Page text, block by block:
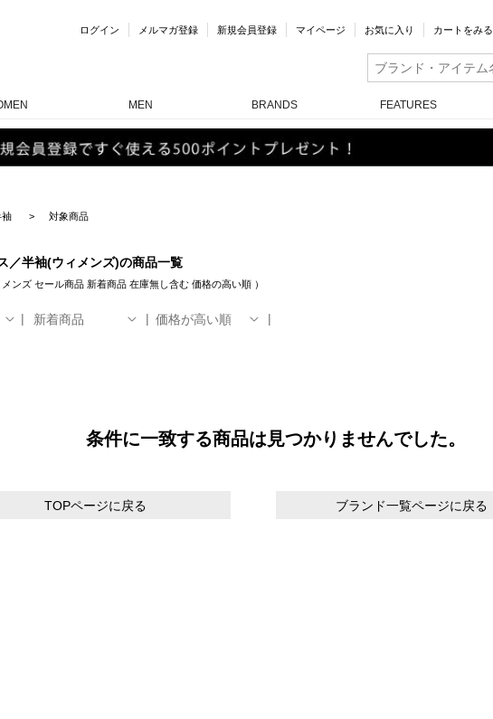
ログイン メルマガ登録 新規会員登録 マイページ お気に入り カートをみる
MEN BRANDS FEATURES
対象商品
／半袖(ウィメンズ)の商品一覧
メンズ セール商品 新着商品 在庫無し含む 価格の高い順）
新着商品 価格が高い順
条件に一致する商品は見つかりませんでした。
TOPページに戻る ブランド一覧ページに戻る